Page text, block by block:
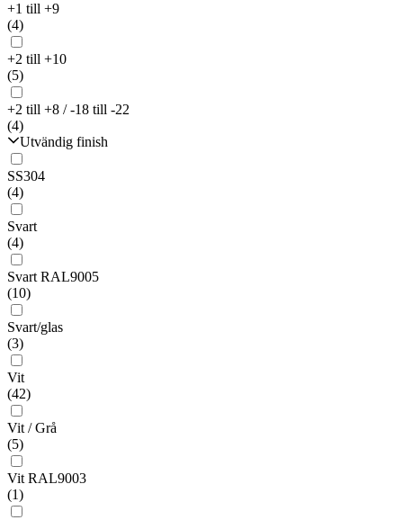
+1 till +9
(4)
+2 till +10
(5)
+2 till +8 / -18 till -22
(4)
Utvändig finish
SS304
(4)
Svart
(4)
Svart RAL9005
(10)
Svart/glas
(3)
Vit
(42)
Vit / Grå
(5)
Vit RAL9003
(1)